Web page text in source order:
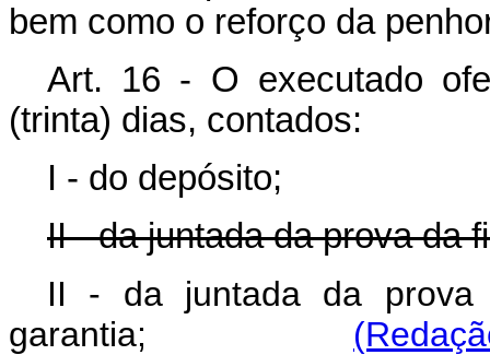
bem como o reforço da
Art. 16 - O executado
(trinta) dias, contados:
I - do depósito;
II - da juntada da prova da
II - da juntada da prova
garantia;